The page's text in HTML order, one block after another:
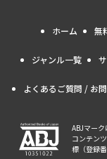
ホーム 無
ジャンル一覧
よくあるご質問 / お
ABJマー
コンテン
標（登録